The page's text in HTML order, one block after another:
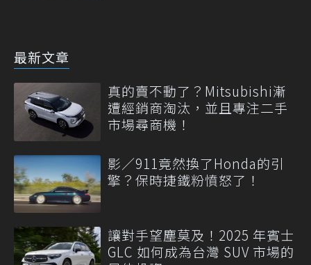
最新文章
真的賣不動了？Mitsubishi漸
遭經銷商淘汰，並且專注二手
市場尋商機！
影／911竟然換了Honda的引
擎？保時捷鐵粉憤怒了！
讓對手望塵莫及！2025 年賓士
GLC 如何成為台灣 SUV 市場的